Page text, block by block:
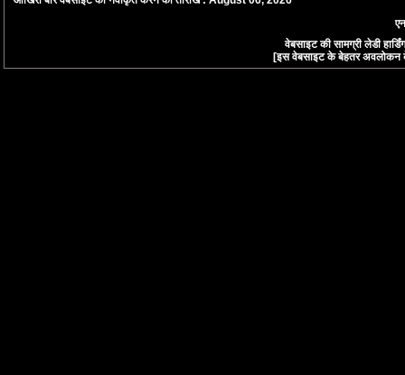
वेबसाइट की सामग्री लेडी
[इस वेबसाइट के बेहतर अवलोकन